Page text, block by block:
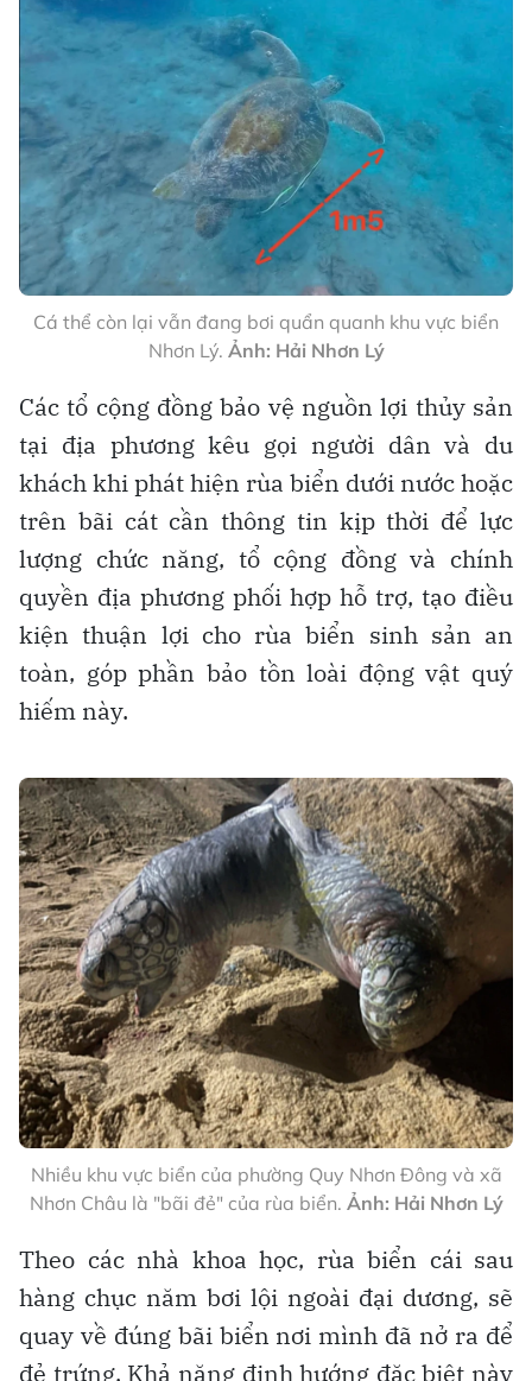
Cá thể còn lại vẫn đang bơi quẩn quanh khu vực biển
Nhơn Lý. Ảnh: Hải Nhơn Lý
Các tổ cộng đồng bảo vệ nguồn lợi thủy sản
tại địa phương kêu gọi người dân và du
khách khi phát hiện rùa biển dưới nước hoặc
trên bãi cát cần thông tin kịp thời để lực
lượng chức năng, tổ cộng đồng và chính
quyền địa phương phối hợp hỗ trợ, tạo điều
kiện thuận lợi cho rùa biển sinh sản an
toàn, góp phần bảo tồn loài động vật quý
hiếm này.
Nhiều khu vực biển của phường Quy Nhơn Đông và xã
Nhơn Châu là "bãi đẻ" của rùa biển. Ảnh: Hải Nhơn Lý
Theo các nhà khoa học, rùa biển cái sau
hàng chục năm bơi lội ngoài đại dương, sẽ
quay về đúng bãi biển nơi mình đã nở ra để
đẻ trứng. Khả năng định hướng đặc biệt này